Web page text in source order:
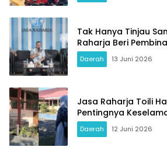
Tak Hanya Tinjau
Raharja Beri
Daerah 13 Juni 2026
Jasa Raharja Toili
Pentingnya
Daerah 12 Juni 2026